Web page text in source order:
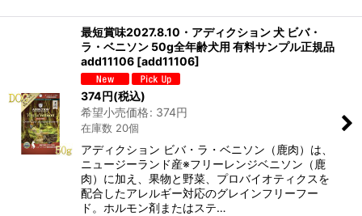
最短賞味2027.8.10・アディクション 犬 ビバ・
ラ・ベニソン 50g全年齢犬用 有料サンプル正規品
add11106 [add11106]
374円(税込)
希望小売価格: 374円
在庫数 20個
アディクション ビバ・ラ・ベニソン（鹿肉）は、
ニュージーランド産※フリーレンジベニソン（鹿
肉）に加え、果物と野菜、プロバイオティクスを
配合したアレルギー対応のグレインフリーフー
ド。ホルモン剤またはステ…